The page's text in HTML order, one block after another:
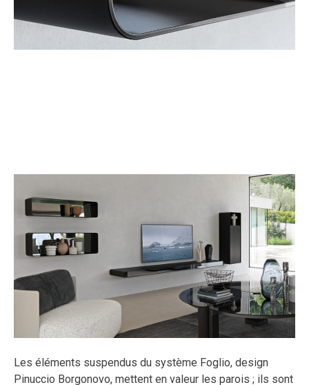
Les éléments suspendus du système Foglio, design
Pinuccio Borgonovo, mettent en valeur les parois ; ils sont